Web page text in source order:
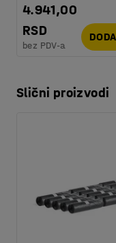
4.941,00
RSD
bez PDV-a
Slični proizvodi